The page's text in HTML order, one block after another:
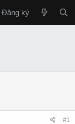
Đăng ký
#1